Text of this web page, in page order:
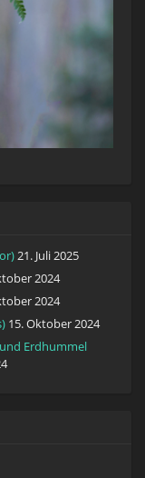
21. Juli 2025
2024
2024
15. Oktober 2024
Erdhummel